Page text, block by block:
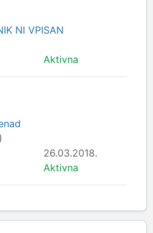
NI VPISAN
Aktivna
26.03.2018.
Aktivna